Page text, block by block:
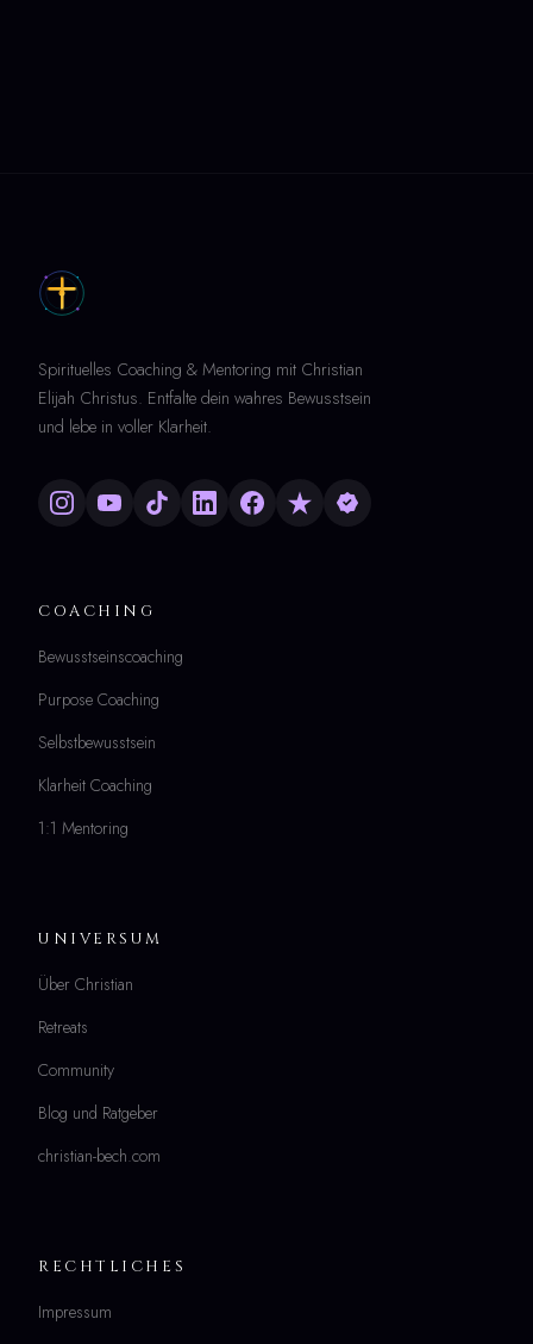
Spirituelles Coaching & Mentoring mit Christian
Elijah Christus. Entfalte dein wahres Bewusstsein
und lebe in voller Klarheit.
COACHING
Bewusstseinscoaching
Purpose Coaching
Selbstbewusstsein
Klarheit Coaching
1:1 Mentoring
UNIVERSUM
Über Christian
Retreats
Community
Blog und Ratgeber
christian-bech.com
RECHTLICHES
Impressum